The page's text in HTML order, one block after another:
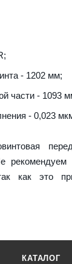
- 1202 мм;
части - 1093
- 0,023
рекомендуем
как это
КАТАЛОГ